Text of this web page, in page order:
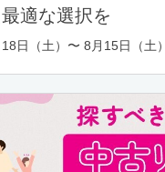
適な選択を
日（土）〜 8月15日（土